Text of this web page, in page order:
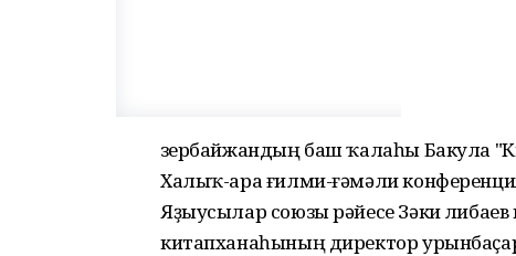
Әзербайжандың баш ҡалаһы Бакула
Халыҡ-ара ғилми-ғәмәли
Яҙыусылар союзы рәйесе Зәки
китапханаһының директор